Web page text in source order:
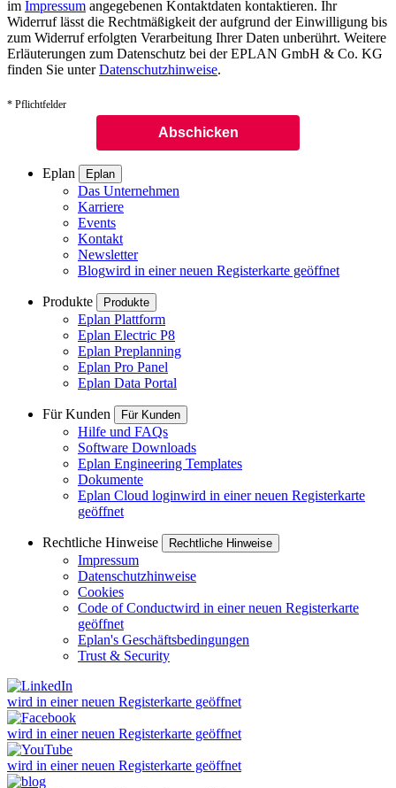
im Impressum angegebenen Kontaktdaten kontaktieren. Ihr
Widerruf lässt die Rechtmäßigkeit der aufgrund der Einwilligung bis
zum Widerruf erfolgten Verarbeitung Ihrer Daten unberührt. Weitere
Erläuterungen zum Datenschutz bei der EPLAN GmbH & Co. KG
finden Sie unterDatenschutzhinweise.
* Pflichtfelder
Eplan Eplan
Das Unternehmen
Karriere
Events
Kontakt
Newsletter
Blogwird in einer neuen Registerkarte geöffnet
Produkte Produkte
Eplan Plattform
Eplan Electric P8
Eplan Preplanning
Eplan Pro Panel
Eplan Data Portal
Für Kunden Für Kunden
Hilfe und FAQs
Software Downloads
Eplan Engineering Templates
Dokumente
Eplan Cloud loginwird in einer neuen Registerkarte
geöffnet
Rechtliche Hinweise Rechtliche Hinweise
Impressum
Datenschutzhinweise
Cookies
Code of Conductwird in einer neuen Registerkarte
geöffnet
Eplan's Geschäftsbedingungen
Trust & Security
wird in einer neuen Registerkarte geöffnet
wird in einer neuen Registerkarte geöffnet
wird in einer neuen Registerkarte geöffnet